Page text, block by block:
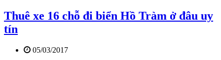
Thuê xe 16 chỗ đi biển Hồ Tràm ở đâu uy
tín
05/03/2017